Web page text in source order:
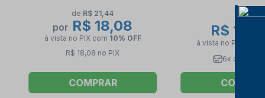
de R$ 21,44
por R$ 18,08
à vista no PIX com 10% OFF
R$ 18,08 no PIX
COMPRAR
R$
à vista no PIX
6x de
COMPRAR